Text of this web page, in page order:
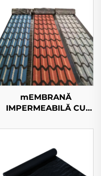
mEMBRANĂ
IMPERMEABILĂ CU